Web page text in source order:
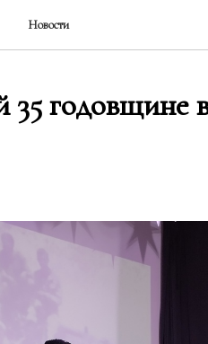
Новости
годовщине